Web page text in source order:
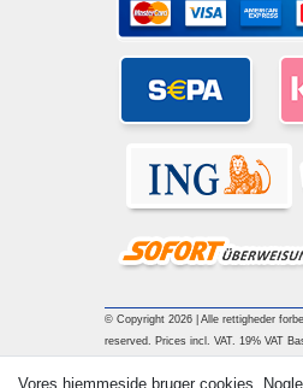
© Copyright 2026 | Alle rettigheder
reserved. Prices incl. VAT. 19% VAT
Vores hjemmeside bruger cookies.